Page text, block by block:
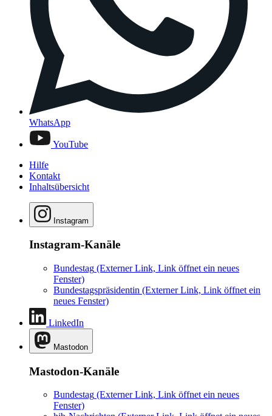
WhatsApp
YouTube
Hilfe
Kontakt
Inhaltsübersicht
Instagram
Instagram-Kanäle
Bundestag (Externer Link, Link öffnet ein neues
Fenster)
Bundestagspräsidentin (Externer Link, Link öffnet ein
neues Fenster)
LinkedIn
Mastodon
Mastodon-Kanäle
Bundestag (Externer Link, Link öffnet ein neues
Fenster)